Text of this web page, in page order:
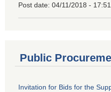
Post date: 04/11/2018 - 17:51
Public
Invitation for Bids for the